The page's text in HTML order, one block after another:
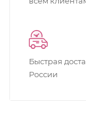
Быстрая
России